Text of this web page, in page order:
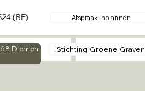
(BE) Afspraak inplannen
Over Contact
Diemen Stichting Groene Graven